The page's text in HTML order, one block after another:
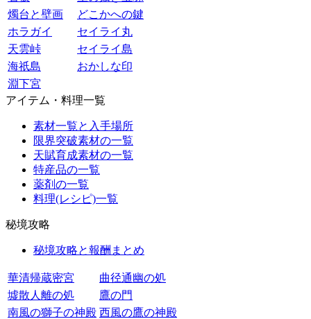
燭台と壁画
どこかへの鍵
ホラガイ
セイライ丸
天雲峠
セイライ島
海祇島
おかしな印
淵下宮
アイテム・料理一覧
素材一覧と入手場所
限界突破素材の一覧
天賦育成素材の一覧
特産品の一覧
薬剤の一覧
料理(レシピ)一覧
秘境攻略
秘境攻略と報酬まとめ
華清帰蔵密宮
曲径通幽の処
墟散人離の処
鷹の門
南風の獅子の神殿 西風の鷹の神殿